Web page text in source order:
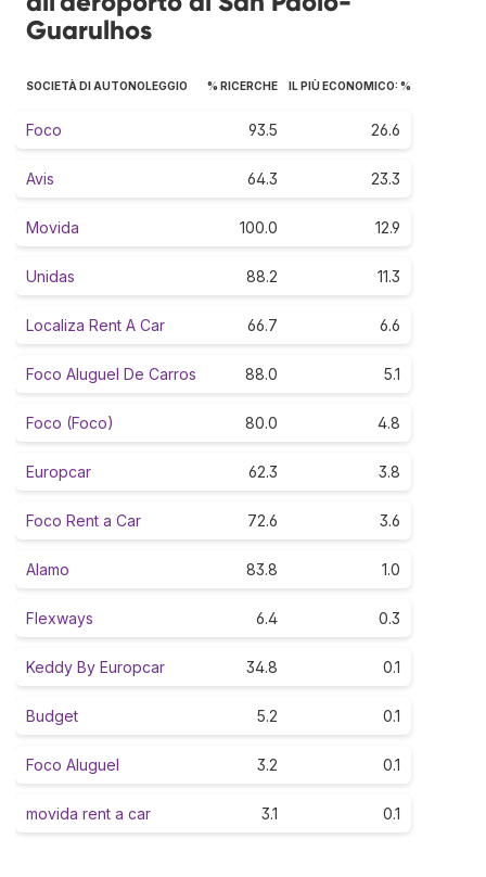
Guarulhos
SOCIETÀ DI AUTONOLEGGIO % RICERCHE IL PIÙ ECONOMICO: %
Foco 93.5 26.6
Avis 64.3 23.3
Movida 100.0 12.9
Unidas 88.2 11.3
Localiza Rent A Car 66.7 6.6
Foco Aluguel De Carros 88.0 5.1
Foco (Foco) 80.0 4.8
Europcar 62.3 3.8
Foco Rent a Car 72.6 3.6
Alamo 83.8 1.0
Flexways 6.4 0.3
Keddy By Europcar 34.8 0.1
Budget 5.2 0.1
Foco Aluguel 3.2 0.1
movida rent a car 3.1 0.1